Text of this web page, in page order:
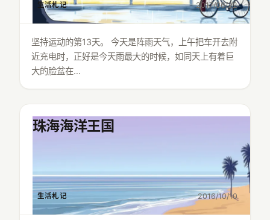
生活札记 2017/06/22
坚持运动的第13天。 今天是阵雨天气，上午把车开去附
近充电时，正好是今天雨最大的时候，如同天上有着巨
大的脸盆在…
珠海海洋王国
生活札记 2016/10/10